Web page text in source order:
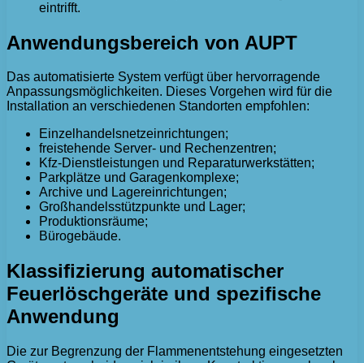
eintrifft.
Anwendungsbereich von AUPT
Das automatisierte System verfügt über hervorragende
Anpassungsmöglichkeiten. Dieses Vorgehen wird für die
Installation an verschiedenen Standorten empfohlen:
Einzelhandelsnetzeinrichtungen;
freistehende Server- und Rechenzentren;
Kfz-Dienstleistungen und Reparaturwerkstätten;
Parkplätze und Garagenkomplexe;
Archive und Lagereinrichtungen;
Großhandelsstützpunkte und Lager;
Produktionsräume;
Bürogebäude.
Klassifizierung automatischer
Feuerlöschgeräte und spezifische
Anwendung
Die zur Begrenzung der Flammenentstehung eingesetzten